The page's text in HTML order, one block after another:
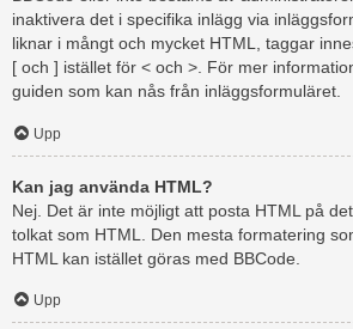
inaktivera det i specifika inlägg via
liknar i mångt och mycket HTML, taggar
[ och ] istället för < och >. För mer
guiden som kan nås från inläggsformuläret.
Upp
Kan jag använda HTML?
Nej. Det är inte möjligt att posta HTML på
tolkat som HTML. Den mesta formatering
HTML kan istället göras med BBCode.
Upp